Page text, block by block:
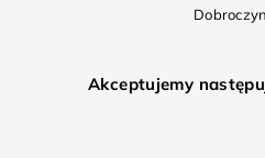
Akceptujemy